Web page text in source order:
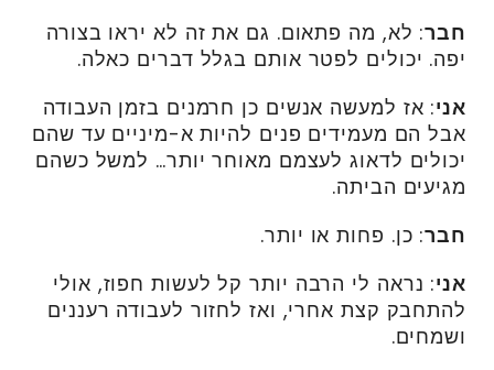
חבר: לא, מה פתאום. גם את זה לא יראו בצורה
יפה. יכולים לפטר אותם בגלל דברים כאלה.
אני: אז למעשה אנשים כן חרמנים בזמן העבודה
אבל הם מעמידים פנים להיות א-מיניים עד שהם
יכולים לדאוג לעצמם מאוחר יותר… למשל כשהם
מגיעים הביתה.
חבר: כן. פחות או יותר.
אני: נראה לי הרבה יותר קל לעשות חפוז, אולי
להתחבק קצת אחרי, ואז לחזור לעבודה רעננים
ושמחים.